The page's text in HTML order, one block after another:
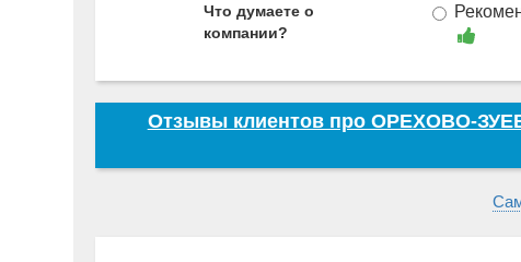
Что думаете о
компании?
Отзывы клиентов про ОРЕХОВО-